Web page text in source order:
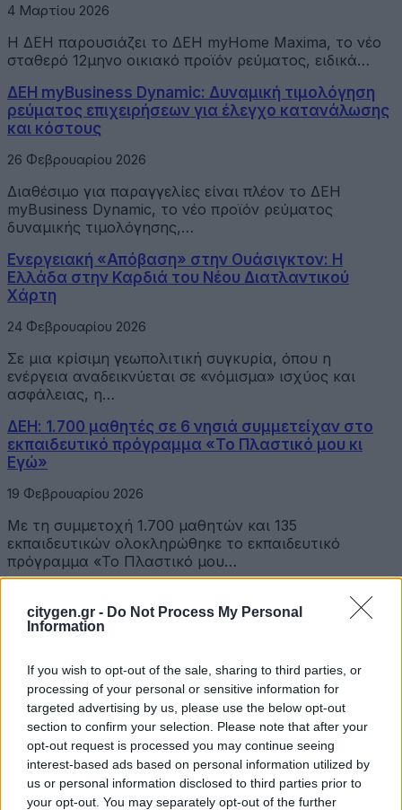
citygen.gr - Do Not Process My Personal
Information
If you wish to opt-out of the sale, sharing to third parties, or
processing of your personal or sensitive information for
targeted advertising by us, please use the below opt-out
section to confirm your selection. Please note that after your
opt-out request is processed you may continue seeing
interest-based ads based on personal information utilized by
us or personal information disclosed to third parties prior to
your opt-out. You may separately opt-out of the further
4 Μαρτίου 2026
Η ΔΕΗ παρουσιάζει το ΔΕΗ myHome Maxima, το νέο
σταθερό 12μηνο οικιακό προϊόν ρεύματος, ειδικά…
ΔΕΗ myBusiness Dynamic: Δυναμική τιμολόγηση
ρεύματος επιχειρήσεων για έλεγχο κατανάλωσης
και κόστους
26 Φεβρουαρίου 2026
Διαθέσιμο για παραγγελίες είναι πλέον το ΔΕΗ
myBusiness Dynamic, το νέο προϊόν ρεύματος
δυναμικής τιμολόγησης,…
Ενεργειακή «Απόβαση» στην Ουάσιγκτον: Η
Ελλάδα στην Καρδιά του Νέου Διατλαντικού
Χάρτη
24 Φεβρουαρίου 2026
Σε μια κρίσιμη γεωπολιτική συγκυρία, όπου η
ενέργεια αναδεικνύεται σε «νόμισμα» ισχύος και
ασφάλειας, η…
ΔΕΗ: 1.700 μαθητές σε 6 νησιά συμμετείχαν στο
εκπαιδευτικό πρόγραμμα «Το Πλαστικό μου κι
Εγώ»
19 Φεβρουαρίου 2026
Με τη συμμετοχή 1.700 μαθητών και 135
εκπαιδευτικών ολοκληρώθηκε το εκπαιδευτικό
πρόγραμμα «Το Πλαστικό μου…
ΔΕΗ συναντά την Τέχνη Vol. 2: Ανοιχτή πρόσκληση
σε δημιουργούς με χρηματικά έπαθλα ύψους
€20.000!
Τον ανοιχτό διαγωνισμό καλλιτεχνικής
δημιουργικότητας «Η ΔΕΗ συναντά την Τέχνη Vol. 2»
ανακοινώνει η ΔΕΗ,…
Μια Σπουδαία Προσφορά Αγάπης της ΔΕΗ στα
Νοσοκομεία Παίδων «Αγία Σοφία» και «Π. & Α.
Κυριακού» μέσω του Lifeline Hellas